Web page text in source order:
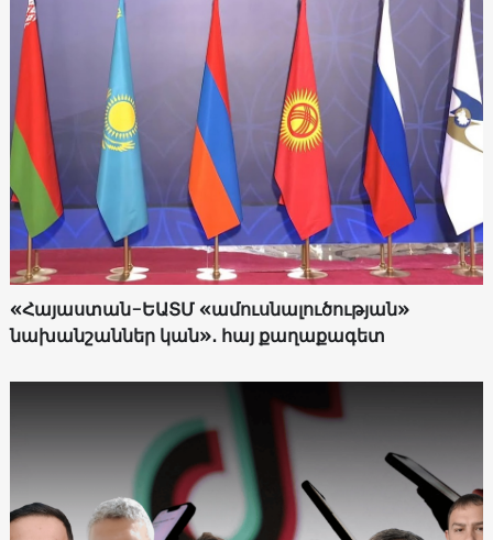
«Հայաստան-ԵԱՏՄ «ամուսնալուծության»
նախանշաններ կան»․ հայ քաղաքագետ